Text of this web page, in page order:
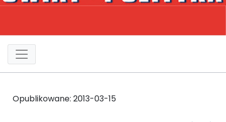
Opublikowane: 2013-03-15